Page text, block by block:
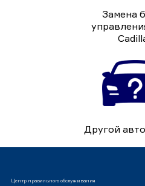
Замена
Другой
Центр правильного обслуживания